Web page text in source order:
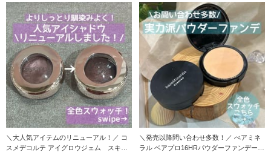
＼大人気アイテムのリニューアル！／ コ
スメデコルテ アイグロウジェム スキン
＼発売以降問い合わせ多数！／ べアミネ
ラル ベアプロ16HRパウダーファンデーシ